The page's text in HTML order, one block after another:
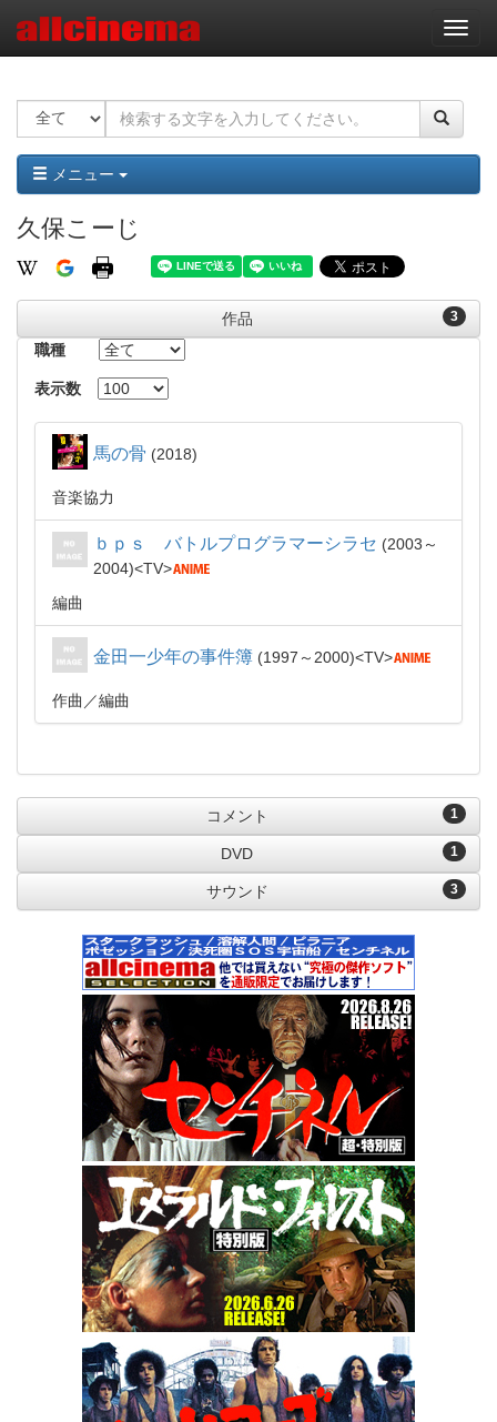
ナ
ビ
ー
ョ
ン
メニュー
久保こーじ
3
作品
職種
表示数
馬の骨 2018
音楽協力
ｂｐｓ バトルプログラマーシラセ
2003～
2004
TV
編曲
金田一少年の事件簿 1997～2000 TV
作曲 編曲
1
コメント
1
DVD
3
サウンド